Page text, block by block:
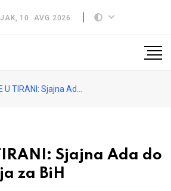
10. AVG 2026.
Sjajna Ada do nove medalja za BiH
Sjajna Ada do
za BiH